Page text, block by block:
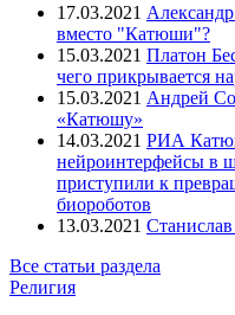
17.03.2021
вместо "Катюши"?
15.03.2021 Платон
чего прикрывается
15.03.2021 Андрей
«Катюшу»
14.03.2021 РИА
нейроинтерфейсы в
приступили к
биороботов
13.03.2021
Все статьи раздела
Религия